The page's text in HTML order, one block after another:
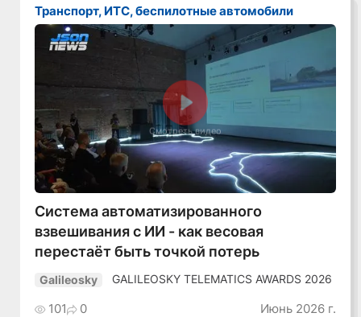
Транспорт, ИТС, беспилотные автомобили
Смотреть видео
Система автоматизированного
взвешивания с ИИ - как весовая
перестаёт быть точкой потерь
Galileosky GALILEOSKY TELEMATICS AWARDS 2026
101 0 Июнь 2026 г.